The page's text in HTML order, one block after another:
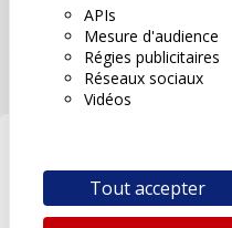
APIs
Mesure d'audience
Régies publicitaires
Réseaux sociaux
Vidéos
Tout accepter
Mentions légales -
Google
Les APIs permettent de
moteurs de